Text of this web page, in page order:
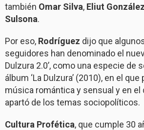
también Omar Silva, Eliut González
Sulsona.
Por eso, Rodríguez dijo que
seguidores han denominado el
Dulzura 2.0’, como una especie de
álbum ‘La Dulzura’ (2010), en el
música romántica y sensual y en el
apartó de los temas sociopolíticos.
Cultura Profética, que cumple 30